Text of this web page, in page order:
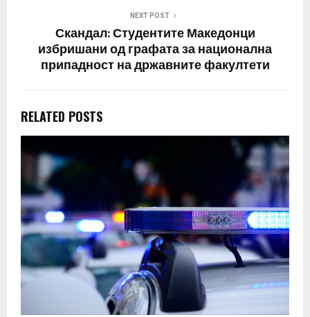
NEXT POST
Скандал: Студентите Македонци
избришани од графата за национална
припадност на државните факултети
RELATED POSTS